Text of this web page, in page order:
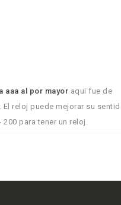
aaa al por mayor aqui fue de
reloj puede mejorar su
para tener un reloj.